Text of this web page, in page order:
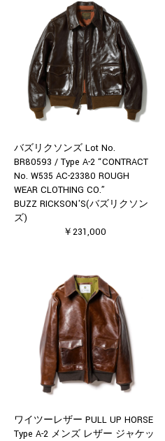
バズリクソンズ Lot No.
BR80593 / Type A-2 “CONTRACT
No. W535 AC-23380 ROUGH
WEAR CLOTHING CO.”
BUZZ RICKSON'S(バズリクソン
ズ)
￥231,000
ワイツーレザー PULL UP HORSE
Type A-2 メンズ レザー ジャケッ